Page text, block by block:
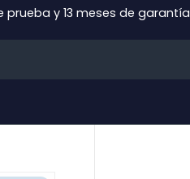
prueba y 13 meses de garantía